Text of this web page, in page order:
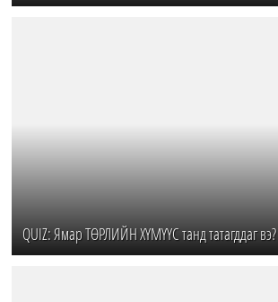
QUIZ: Ямар ТӨРЛИЙН ХҮМҮҮС танд татагддаг вэ?